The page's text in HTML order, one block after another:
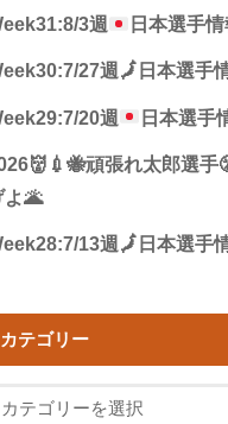
3週 日本選手情
27週🗾 日本選手
20週 日本選手
頑張れ太郎選手
よ🌋
13週 🗾 日本選手
カテゴリー